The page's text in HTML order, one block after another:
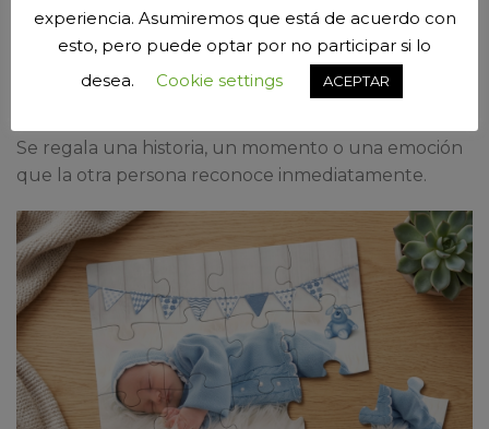
difíciles de olvidar.
Porque lo que se regala no es únicamente una
Se regala una historia, un momento o una emoción
que la otra persona reconoce inmediatamente.
experiencia. Asumiremos que está de acuerdo con
esto, pero puede optar por no participar si lo
desea.
Cookie settings ACEPTAR